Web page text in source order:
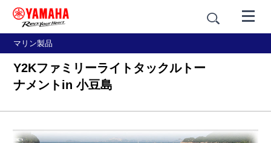
マリン製品
Y2Kファミリーライトタックルトー
ナメントin 小豆島